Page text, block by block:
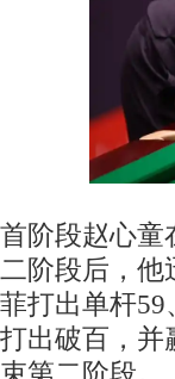
首阶段赵心童
二阶段后，他
菲打出单杆
打出破百，并